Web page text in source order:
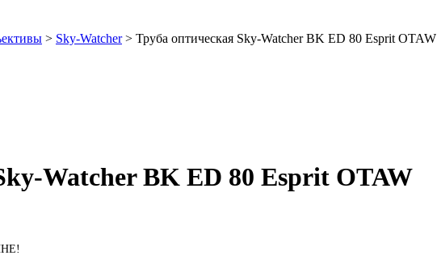
> Sky-Watcher> Труба оптическая Sky-Watcher BK ED 80 Esprit OTAW
Watcher BK ED 80 Esprit OTAW